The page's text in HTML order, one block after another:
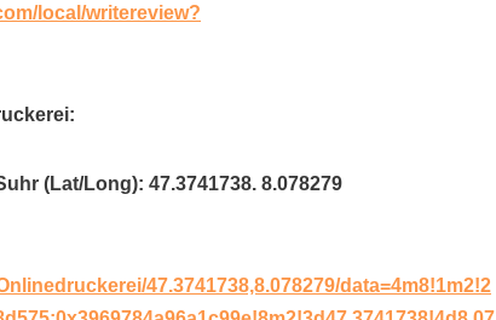
local/writereview?
(Lat/Long): 47.3741738. 8.078279
47.3741738,8.078279/data=4m8!1m2!2